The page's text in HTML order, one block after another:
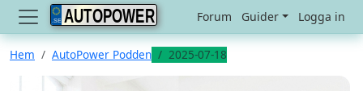
AUTOPOWER Forum Guider Logga in
Hem AutoPower Podden 2025-07-18